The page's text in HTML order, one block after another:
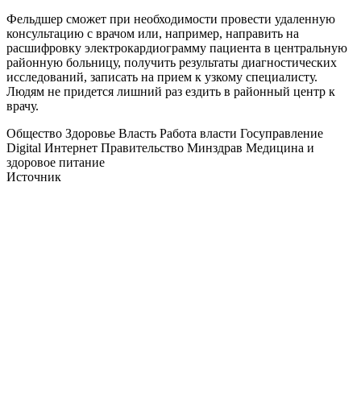
Фельдшер сможет при необходимости провести удаленную
консультацию с врачом или, например, направить на
расшифровку электрокардиограмму пациента в центральную
районную больницу, получить результаты диагностических
исследований, записать на прием к узкому специалисту.
Людям не придется лишний раз ездить в районный центр к
врачу.
Общество Здоровье Власть Работа власти Госуправление
Digital Интернет Правительство Минздрав Медицина и
здоровое питание
Источник